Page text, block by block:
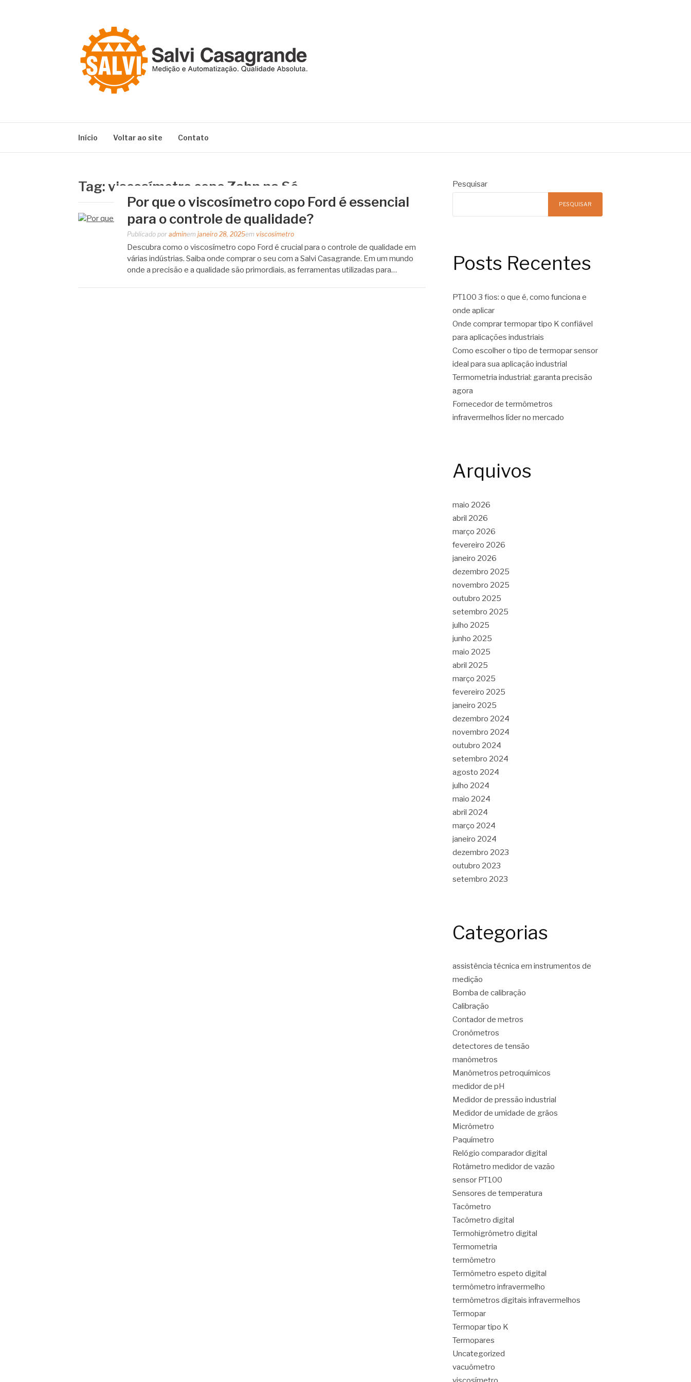
Início Voltar ao site Contato
Tag:viscosímetro copo Zahn na Sé
Por que o viscosímetro copo Ford é essencial
para o controle de qualidade?
Publicado por adminem janeiro 28, 2025em viscosímetro
Descubra como o viscosímetro copo Ford é crucial para o controle de qualidade em
várias indústrias. Saiba onde comprar o seu com a Salvi Casagrande. Em um mundo
onde a precisão e a qualidade são primordiais, as ferramentas utilizadas para…
Pesquisar
PESQUISAR
Posts Recentes
PT100 3 fios: o que é, como funciona e
onde aplicar
Onde comprar termopar tipo K confiável
para aplicações industriais
Como escolher o tipo de termopar sensor
ideal para sua aplicação industrial
Termometria industrial: garanta precisão
agora
Fornecedor de termômetros
infravermelhos líder no mercado
Arquivos
maio 2026
abril 2026
março 2026
fevereiro 2026
janeiro 2026
dezembro 2025
novembro 2025
outubro 2025
setembro 2025
julho 2025
junho 2025
maio 2025
abril 2025
março 2025
fevereiro 2025
janeiro 2025
dezembro 2024
novembro 2024
outubro 2024
setembro 2024
agosto 2024
julho 2024
maio 2024
abril 2024
março 2024
janeiro 2024
dezembro 2023
outubro 2023
setembro 2023
Categorias
assistência técnica em instrumentos de
medição
Bomba de calibração
Calibração
Contador de metros
Cronômetros
detectores de tensão
manômetros
Manômetros petroquímicos
medidor de pH
Medidor de pressão industrial
Medidor de umidade de grãos
Micrômetro
Paquímetro
Relógio comparador digital
Rotâmetro medidor de vazão
sensor PT100
Sensores de temperatura
Tacômetro
Tacômetro digital
Termohigrômetro digital
Termometria
termômetro
Termômetro espeto digital
termômetro infravermelho
termômetros digitais infravermelhos
Termopar
Termopar tipo K
Termopares
Uncategorized
vacuômetro